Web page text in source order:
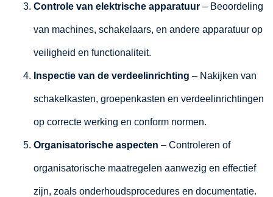
Controle van elektrische apparatuur – Beoordeling
van machines, schakelaars, en andere apparatuur op
veiligheid en functionaliteit.
Inspectie van de verdeelinrichting – Nakijken van
schakelkasten, groepenkasten en verdeelinrichtingen
op correcte werking en conform normen.
Organisatorische aspecten – Controleren of
organisatorische maatregelen aanwezig en effectief
zijn, zoals onderhoudsprocedures en documentatie.